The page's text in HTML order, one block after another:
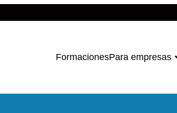
FormacionesPara empresas